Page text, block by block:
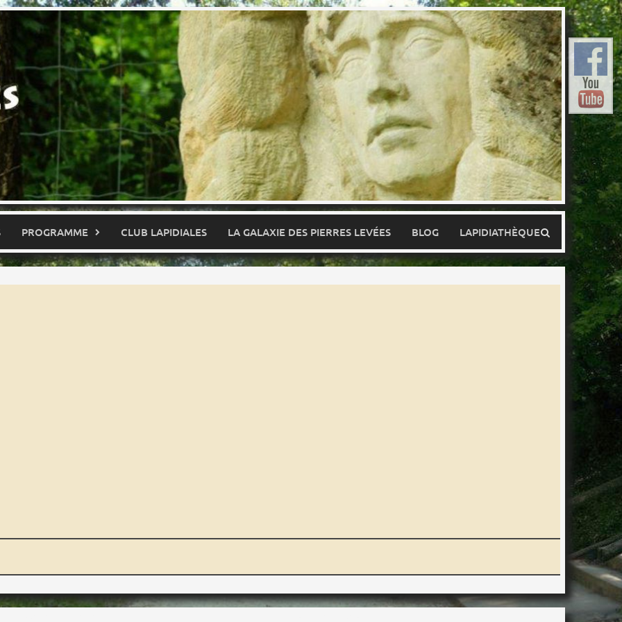
PROGRAMME CLUB LAPIDIALES LA GALAXIE DES PIERRES LEVÉES BLOG LAPIDIATHÈQUE